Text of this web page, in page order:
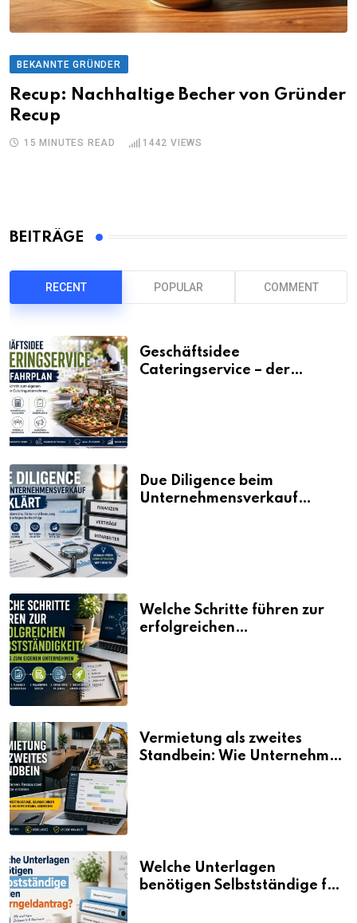
BEKANNTE GRÜNDER
Recup: Nachhaltige Becher von Gründer
Recup
15 MINUTES READ 1442 VIEWS
BEITRÄGE
RECENT POPULAR COMMENT
Geschäftsidee
Cateringservice – der
Due Diligence beim
Unternehmensverkauf
Welche Schritte führen zur
erfolgreichen
Vermietung als zweites
Standbein: Wie Unternehmen
Welche Unterlagen
benötigen Selbstständige für